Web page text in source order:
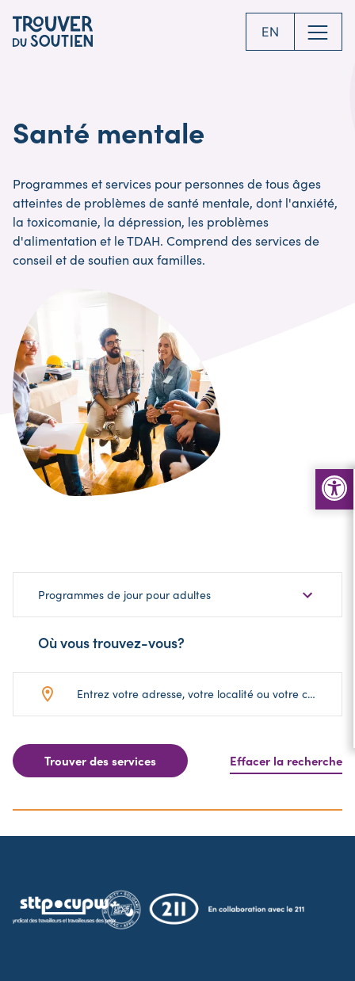
to
main
EN
Santé mentale
Programmes et services pour personnes de tous âges
atteintes de problèmes de santé mentale, dont l'anxiété,
la toxicomanie, la dépression, les problèmes
d'alimentation et le TDAH. Comprend des services de
conseil et de soutien aux familles.
sous-
catégorie
Programmes de jour pour adultes
Où vous trouvez-vous?
Trouver des services Effacer la recherche